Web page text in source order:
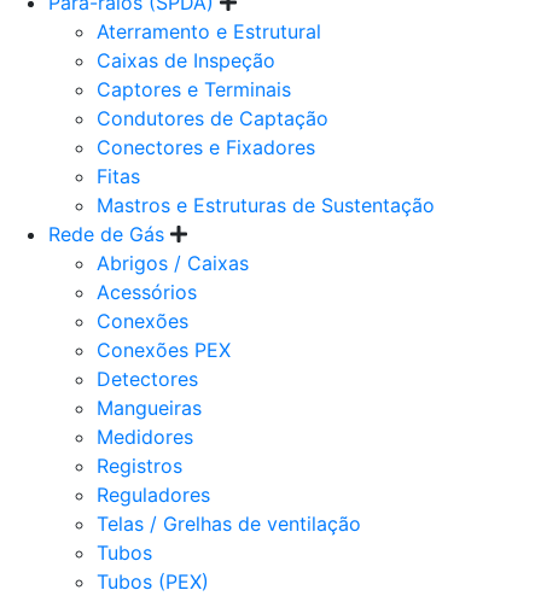
Aterramento e Estrutural
Caixas de Inspeção
Captores e Terminais
Condutores de Captação
Conectores e Fixadores
Fitas
Mastros e Estruturas de Sustentação
Rede de Gás
Abrigos / Caixas
Acessórios
Conexões
Conexões PEX
Detectores
Mangueiras
Medidores
Registros
Reguladores
Telas / Grelhas de ventilação
Tubos
Tubos (PEX)